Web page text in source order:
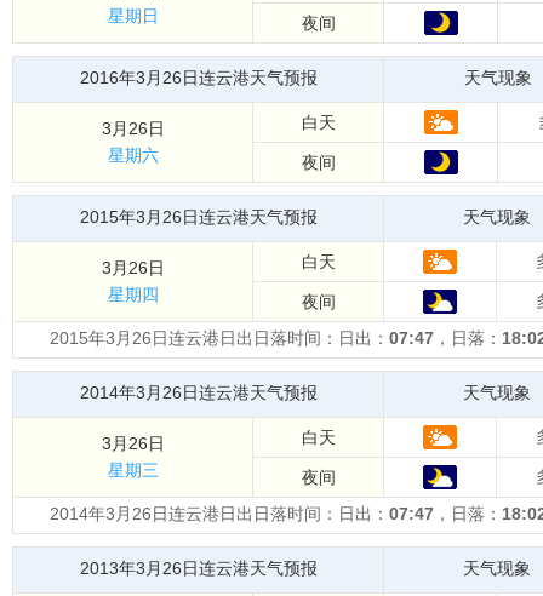
星期日
夜间
2016年3月26日连云港天气预报 天气现象
3月26日
星期六
白天
夜间
2015年3月26日连云港天气预报 天气现象
3月26日
星期四
白天
夜间
2015年3月26日连云港日出日落时间：日出： 07:47 ，日落：
2014年3月26日连云港天气预报 天气现象
3月26日
星期三
白天
夜间
2014年3月26日连云港日出日落时间：日出： 07:47 ，日落：
2013年3月26日连云港天气预报 天气现象